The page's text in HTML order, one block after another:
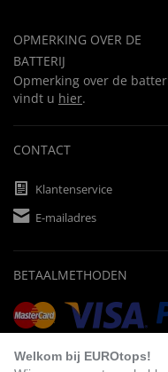
OPMERKING OVER DE
BATTERIJ
Opmerking over de
vindt u hier.
CONTACT
Klantenservice
E-mailadres
BETAALMETHODEN
Welkom bij EUROtops!